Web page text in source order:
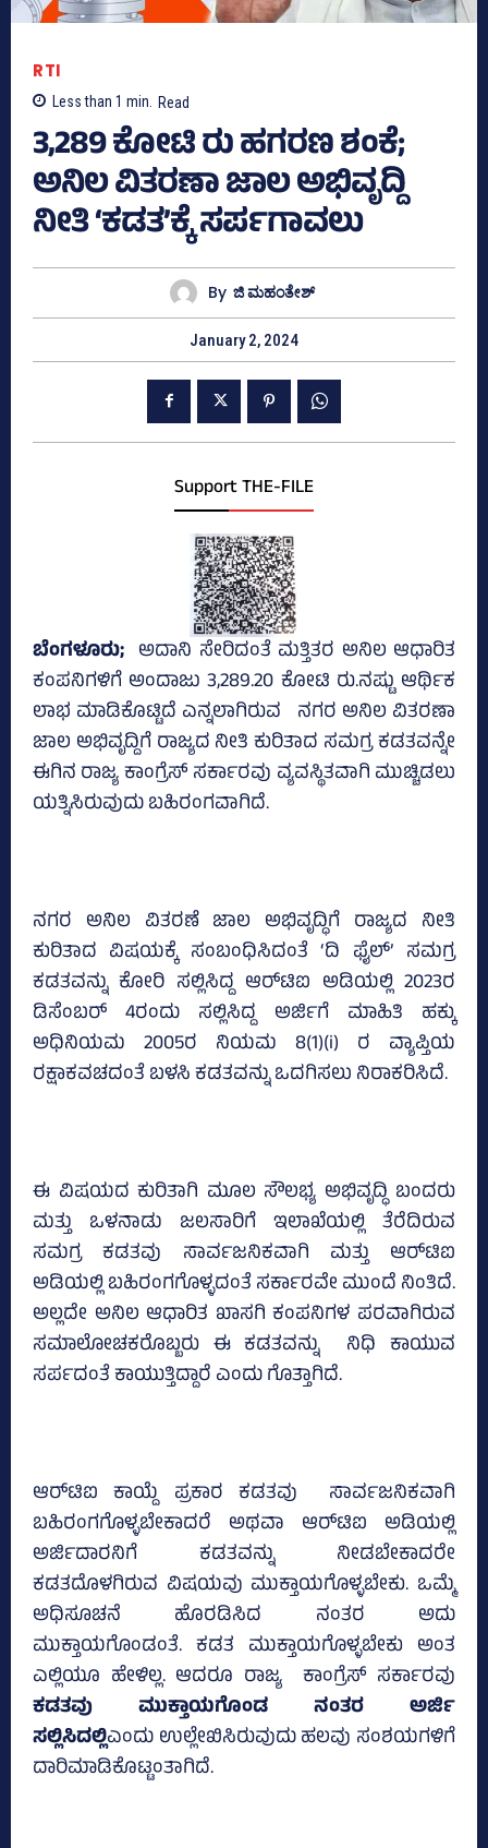
RTI
Less than 1 min. Read
3,289 ಕೋಟಿ ರು ಹಗರಣ ಶಂಕೆ;
ಅನಿಲ ವಿತರಣಾ ಜಾಲ ಅಭಿವೃದ್ದಿ
ನೀತಿ ‘ಕಡತ’ಕ್ಕೆ ಸರ್ಪಗಾವಲು
By ಜಿ ಮಹಂತೇಶ್
January 2, 2024
Support THE-FILE
ಬೆಂಗಳೂರು; ಅದಾನಿ ಸೇರಿದಂತೆ ಮತ್ತಿತರ ಅನಿಲ ಆಧಾರಿತ
ಕಂಪನಿಗಳಿಗೆ ಅಂದಾಜು 3,289.20 ಕೋಟಿ ರು.ನಷ್ಟು ಆರ್ಥಿಕ
ಲಾಭ ಮಾಡಿಕೊಟ್ಟಿದೆ ಎನ್ನಲಾಗಿರುವ ನಗರ ಅನಿಲ ವಿತರಣಾ
ಜಾಲ ಅಭಿವೃದ್ದಿಗೆ ರಾಜ್ಯದ ನೀತಿ ಕುರಿತಾದ ಸಮಗ್ರ ಕಡತವನ್ನೇ
ಈಗಿನ ರಾಜ್ಯ ಕಾಂಗ್ರೆಸ್‌ ಸರ್ಕಾರವು ವ್ಯವಸ್ಥಿತವಾಗಿ ಮುಚ್ಚಿಡಲು
ಯತ್ನಿಸಿರುವುದು ಬಹಿರಂಗವಾಗಿದೆ.
ನಗರ ಅನಿಲ ವಿತರಣೆ ಜಾಲ ಅಭಿವೃದ್ಧಿಗೆ ರಾಜ್ಯದ ನೀತಿ
ಕುರಿತಾದ ವಿಷಯಕ್ಕೆ ಸಂಬಂಧಿಸಿದಂತೆ ‘ದಿ ಫೈಲ್‌’ ಸಮಗ್ರ
ಕಡತವನ್ನು ಕೋರಿ ಸಲ್ಲಿಸಿದ್ದ ಆರ್‌ಟಿಐ ಅಡಿಯಲ್ಲಿ 2023ರ
ಡಿಸೆಂಬರ್‌ 4ರಂದು ಸಲ್ಲಿಸಿದ್ದ ಅರ್ಜಿಗೆ ಮಾಹಿತಿ ಹಕ್ಕು
ಅಧಿನಿಯಮ 2005ರ ನಿಯಮ 8(1)(i) ರ ವ್ಯಾಪ್ತಿಯ
ರಕ್ಷಾಕವಚದಂತೆ ಬಳಸಿ ಕಡತವನ್ನು ಒದಗಿಸಲು ನಿರಾಕರಿಸಿದೆ.
ಈ ವಿಷಯದ ಕುರಿತಾಗಿ ಮೂಲ ಸೌಲಭ್ಯ ಅಭಿವೃದ್ಧಿ ಬಂದರು
ಮತ್ತು ಒಳನಾಡು ಜಲಸಾರಿಗೆ ಇಲಾಖೆಯಲ್ಲಿ ತೆರೆದಿರುವ
ಸಮಗ್ರ ಕಡತವು ಸಾರ್ವಜನಿಕವಾಗಿ ಮತ್ತು ಆರ್‌ಟಿಐ
ಅಡಿಯಲ್ಲಿ ಬಹಿರಂಗಗೊಳ್ಳದಂತೆ ಸರ್ಕಾರವೇ ಮುಂದೆ ನಿಂತಿದೆ.
ಅಲ್ಲದೇ ಅನಿಲ ಆಧಾರಿತ ಖಾಸಗಿ ಕಂಪನಿಗಳ ಪರವಾಗಿರುವ
ಸಮಾಲೋಚಕರೊಬ್ಬರು ಈ ಕಡತವನ್ನು ನಿಧಿ ಕಾಯುವ
ಸರ್ಪದಂತೆ ಕಾಯುತ್ತಿದ್ದಾರೆ ಎಂದು ಗೊತ್ತಾಗಿದೆ.
ಆರ್‌ಟಿಐ ಕಾಯ್ದೆ ಪ್ರಕಾರ ಕಡತವು ಸಾರ್ವಜನಿಕವಾಗಿ
ಬಹಿರಂಗಗೊಳ್ಳಬೇಕಾದರೆ ಅಥವಾ ಆರ್‌ಟಿಐ ಅಡಿಯಲ್ಲಿ
ಅರ್ಜಿದಾರನಿಗೆ ಕಡತವನ್ನು ನೀಡಬೇಕಾದರೇ
ಕಡತದೊಳಗಿರುವ ವಿಷಯವು ಮುಕ್ತಾಯಗೊಳ್ಳಬೇಕು. ಒಮ್ಮೆ
ಅಧಿಸೂಚನೆ ಹೊರಡಿಸಿದ ನಂತರ ಅದು
ಮುಕ್ತಾಯಗೊಂಡಂತೆ. ಕಡತ ಮುಕ್ತಾಯಗೊಳ್ಳಬೇಕು ಅಂತ
ಎಲ್ಲಿಯೂ ಹೇಳಿಲ್ಲ. ಆದರೂ ರಾಜ್ಯ ಕಾಂಗ್ರೆಸ್‌ ಸರ್ಕಾರವು
ಕಡತವು ಮುಕ್ತಾಯಗೊಂಡ ನಂತರ ಅರ್ಜಿ
ಸಲ್ಲಿಸಿದಲ್ಲಿಎಂದು ಉಲ್ಲೇಖಿಸಿರುವುದು ಹಲವು ಸಂಶಯಗಳಿಗೆ
ದಾರಿಮಾಡಿಕೊಟ್ಟಂತಾಗಿದೆ.